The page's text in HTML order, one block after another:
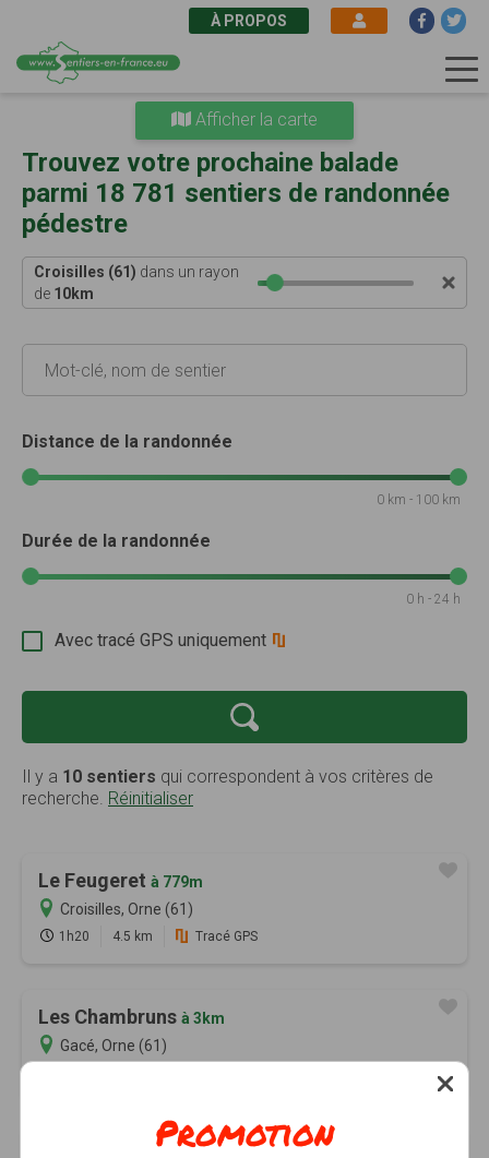
principal
À PROPOS
Trouvez votre prochaine balade
parmi 18 781 sentiers de randonnée
pédestre
Croisilles (61) dans un rayon
de 10km
Distance de la randonnée
0 km - 100 km
Durée de la randonnée
0 h - 24 h
Avec tracé GPS uniquement
Il y a 10 sentiers qui correspondent à vos critères de
recherche. Réinitialiser
Le Feugeret à 779m
Croisilles, Orne (61)
1h20 4.5 km Tracé GPS
Les Chambruns à 3km
Gacé, Orne (61)
Afficher la carte
Promotion